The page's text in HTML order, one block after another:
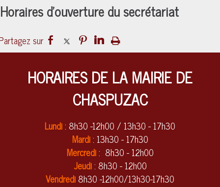
Horaires d'ouverture du secrétariat
HORAIRES DE LA MAIRIE DE
CHASPUZAC
Lundi: 8h30 -12h00 / 13h30 - 17h30
Mardi: 13h30 - 17h30
Mercredi: 8h30 - 12h00
Jeudi: 8h30 - 12h00
Vendredi8h30 -12h00/13h30-17h30